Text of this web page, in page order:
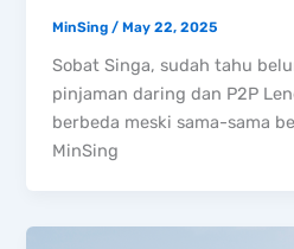
MinSing /May 22, 2025
Sobat Singa, sudah tahu
pinjaman daring dan P2P
berbeda meski sama-sama
MinSing